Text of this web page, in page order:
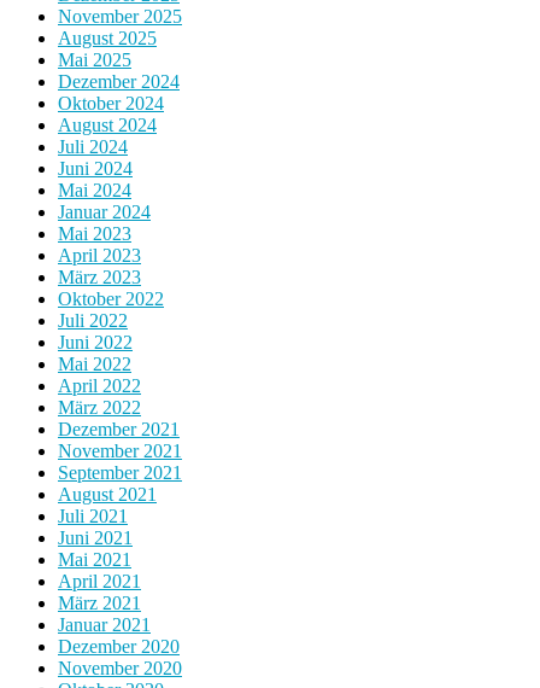
November 2025
August 2025
Mai 2025
Dezember 2024
Oktober 2024
August 2024
Juli 2024
Juni 2024
Mai 2024
Januar 2024
Mai 2023
April 2023
März 2023
Oktober 2022
Juli 2022
Juni 2022
Mai 2022
April 2022
März 2022
Dezember 2021
November 2021
September 2021
August 2021
Juli 2021
Juni 2021
Mai 2021
April 2021
März 2021
Januar 2021
Dezember 2020
November 2020